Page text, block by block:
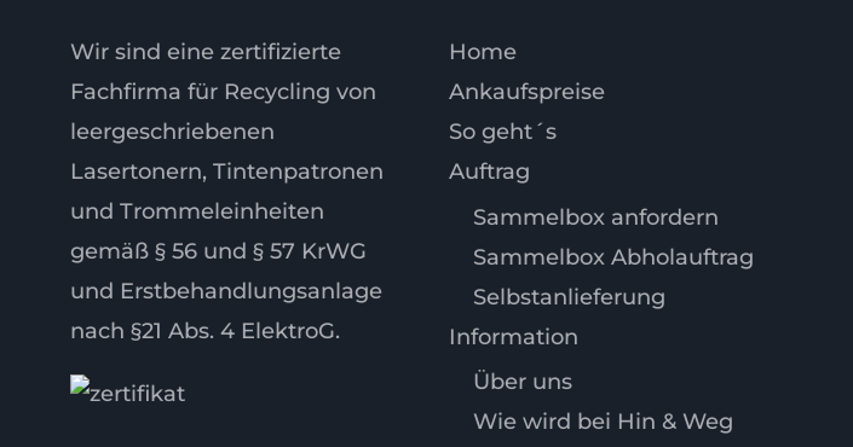
Wir sind eine zertifizierte
Fachfirma für Recycling von
leergeschriebenen
Lasertonern, Tintenpatronen
und Trommeleinheiten
gemäß § 56 und § 57 KrWG
und Erstbehandlungsanlage
nach §21 Abs. 4 ElektroG.
Home
Ankaufspreise
So geht´s
Auftrag
Sammelbox anfordern
Sammelbox Abholauftrag
Selbstanlieferung
Information
Über uns
Wie wird bei Hin & Weg